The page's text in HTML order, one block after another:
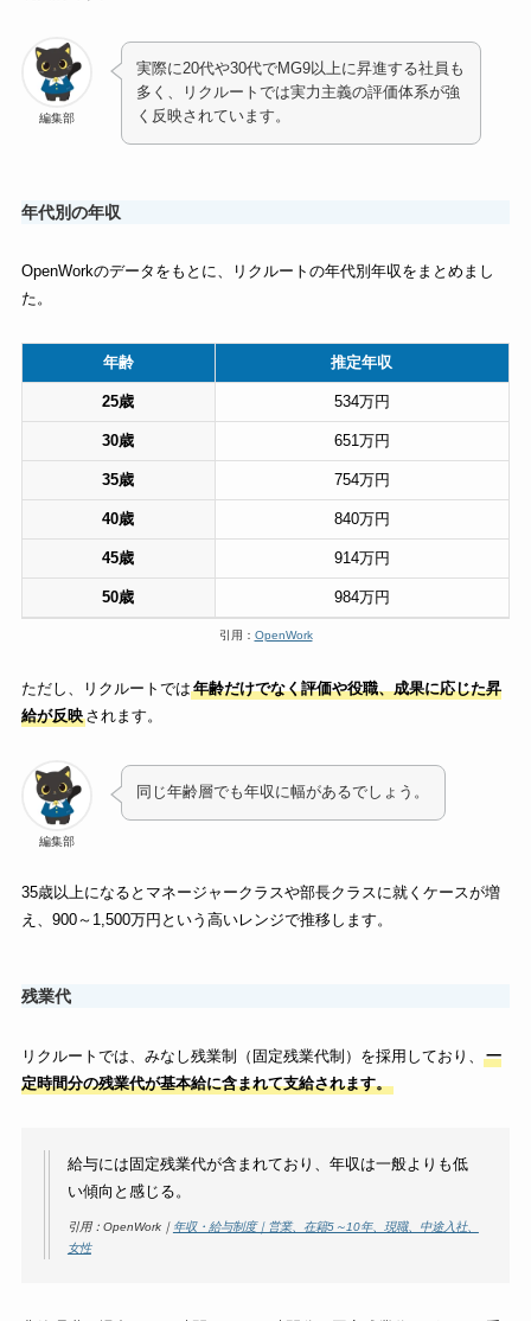
編集部
実際に20代や30代でMG9以上に昇進する社員も
多く、リクルートでは実力主義の評価体系が強
く反映されています。
年代別の年収
OpenWorkのデータをもとに、リクルートの年代別年収をまとめまし
た。
年齢 推定年収
25歳 534万円
30歳 651万円
35歳 754万円
40歳 840万円
45歳 914万円
50歳 984万円
引用： OpenWork
ただし、リクルートでは年齢だけでなく評価や役職、成果に応じた昇
給が反映されます。
編集部
同じ年齢層でも年収に幅があるでしょう。
35歳以上になるとマネージャークラスや部長クラスに就くケースが増
え、900～1,500万円という高いレンジで推移します。
残業代
リクルートでは、みなし残業制（固定残業代制）を採用しており、
一
定時間分の残業代が基本給に含まれて支給されます。
給与には固定残業代が含まれており、年収は一般よりも低
い傾向と感じる。
引用：OpenWork｜ 年収・給与制度｜営業、在籍5～10年、現職、中途入社、
女性